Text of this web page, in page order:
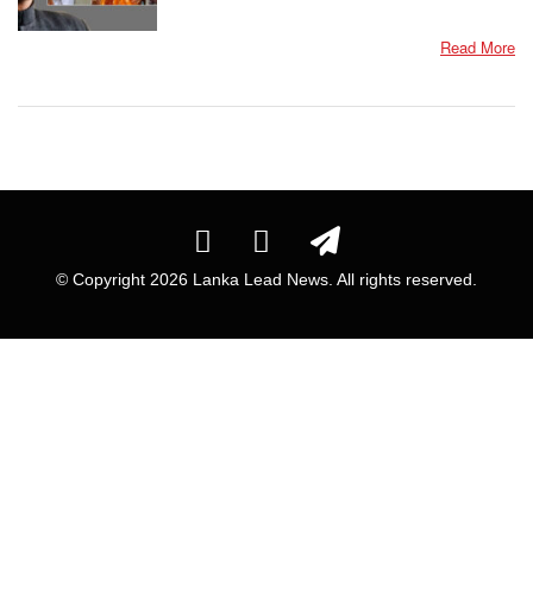
Read More
© Copyright 2026 Lanka Lead News. All rights reserved.